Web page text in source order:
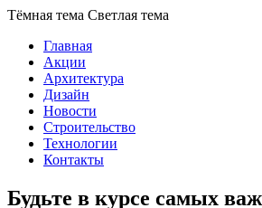
Тёмная тема Светлая тема
Главная
Акции
Архитектура
Дизайн
Новости
Строительство
Технологии
Контакты
Будьте в курсе самых